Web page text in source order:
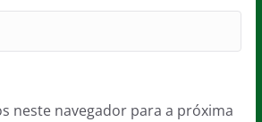
neste navegador para a próxima